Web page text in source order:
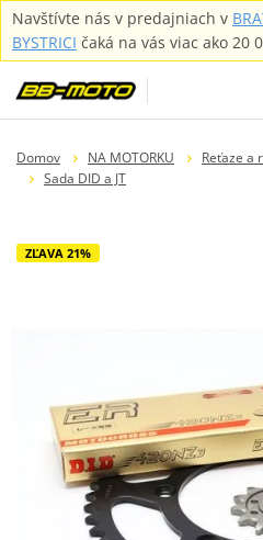
Navštívte nás v predajniach v
BYSTRICI čaká na vás viac ako 20
Domov NA MOTORKU Reťaze a
Sada DID a JT
ZĽAVA 21%